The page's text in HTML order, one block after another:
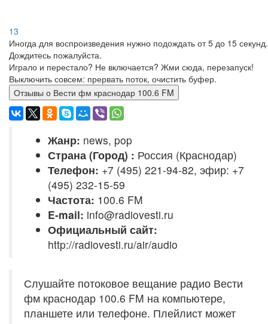
13
Иногда для воспроизведения нужно подождать от 5 до 15 секунд.
Дождитесь пожалуйста.
Играло и перестало? Не включается? Жми сюда, перезапуск!
Выключить совсем: прервать поток, очистить буфер.
Отзывы о Вести фм краснодар 100.6 FM
Жанр: news, pop
Страна (Город) : Россия (Краснодар)
Телефон: +7 (495) 221-94-82, эфир: +7
(495) 232-15-59
Частота: 100.6 FM
E-mail: info@radiovesti.ru
Официальный сайт:
http://radiovesti.ru/air/audio
Слушайте потоковое вещание радио Вести
фм краснодар 100.6 FM на компьютере,
планшете или телефоне. Плейлист может